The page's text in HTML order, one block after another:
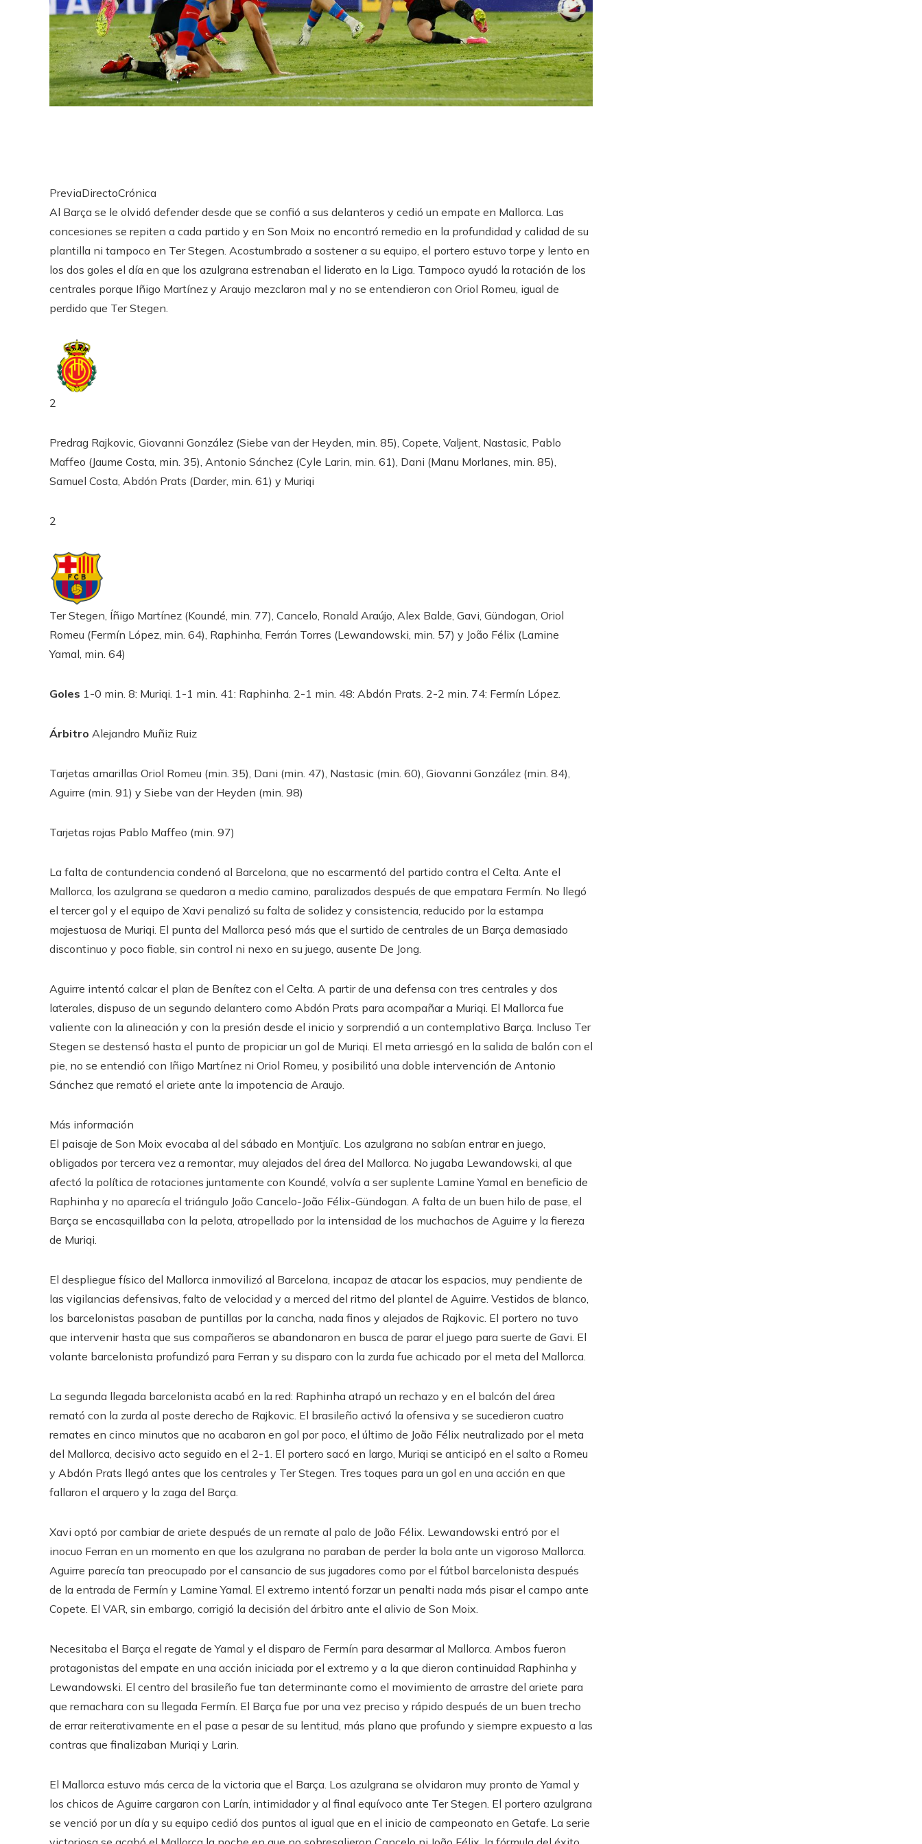
PreviaDirectoCrónica
Al Barça se le olvidó defender desde que se confió a sus delanteros y cedió un empate en Mallorca. Las
concesiones se repiten a cada partido y en Son Moix no encontró remedio en la profundidad y calidad de su
plantilla ni tampoco en Ter Stegen. Acostumbrado a sostener a su equipo, el portero estuvo torpe y lento en
los dos goles el día en que los azulgrana estrenaban el liderato en la Liga. Tampoco ayudó la rotación de los
centrales porque Iñigo Martínez y Araujo mezclaron mal y no se entendieron con Oriol Romeu, igual de
perdido que Ter Stegen.
2
Predrag Rajkovic, Giovanni González (Siebe van der Heyden, min. 85), Copete, Valjent, Nastasic, Pablo
Maffeo (Jaume Costa, min. 35), Antonio Sánchez (Cyle Larin, min. 61), Dani (Manu Morlanes, min. 85),
Samuel Costa, Abdón Prats (Darder, min. 61) y Muriqi
2
Ter Stegen, Íñigo Martínez (Koundé, min. 77), Cancelo, Ronald Araújo, Alex Balde, Gavi, Gündogan, Oriol
Romeu (Fermín López, min. 64), Raphinha, Ferrán Torres (Lewandowski, min. 57) y João Félix (Lamine
Yamal, min. 64)
Goles 1-0 min. 8: Muriqi. 1-1 min. 41: Raphinha. 2-1 min. 48: Abdón Prats. 2-2 min. 74: Fermín López.
Árbitro Alejandro Muñiz Ruiz
Tarjetas amarillas Oriol Romeu (min. 35), Dani (min. 47), Nastasic (min. 60), Giovanni González (min. 84),
Aguirre (min. 91) y Siebe van der Heyden (min. 98)
Tarjetas rojas Pablo Maffeo (min. 97)
La falta de contundencia condenó al Barcelona, que no escarmentó del partido contra el Celta. Ante el
Mallorca, los azulgrana se quedaron a medio camino, paralizados después de que empatara Fermín. No llegó
el tercer gol y el equipo de Xavi penalizó su falta de solidez y consistencia, reducido por la estampa
majestuosa de Muriqi. El punta del Mallorca pesó más que el surtido de centrales de un Barça demasiado
discontinuo y poco fiable, sin control ni nexo en su juego, ausente De Jong.
Aguirre intentó calcar el plan de Benítez con el Celta. A partir de una defensa con tres centrales y dos
laterales, dispuso de un segundo delantero como Abdón Prats para acompañar a Muriqi. El Mallorca fue
valiente con la alineación y con la presión desde el inicio y sorprendió a un contemplativo Barça. Incluso Ter
Stegen se destensó hasta el punto de propiciar un gol de Muriqi. El meta arriesgó en la salida de balón con el
pie, no se entendió con Iñigo Martínez ni Oriol Romeu, y posibilitó una doble intervención de Antonio
Sánchez que remató el ariete ante la impotencia de Araujo.
Más información
El paisaje de Son Moix evocaba al del sábado en Montjuïc. Los azulgrana no sabían entrar en juego,
obligados por tercera vez a remontar, muy alejados del área del Mallorca. No jugaba Lewandowski, al que
afectó la política de rotaciones juntamente con Koundé, volvía a ser suplente Lamine Yamal en beneficio de
Raphinha y no aparecía el triángulo João Cancelo-João Félix-Gündogan. A falta de un buen hilo de pase, el
Barça se encasquillaba con la pelota, atropellado por la intensidad de los muchachos de Aguirre y la fiereza
de Muriqi.
El despliegue físico del Mallorca inmovilizó al Barcelona, incapaz de atacar los espacios, muy pendiente de
las vigilancias defensivas, falto de velocidad y a merced del ritmo del plantel de Aguirre. Vestidos de blanco,
los barcelonistas pasaban de puntillas por la cancha, nada finos y alejados de Rajkovic. El portero no tuvo
que intervenir hasta que sus compañeros se abandonaron en busca de parar el juego para suerte de Gavi. El
volante barcelonista profundizó para Ferran y su disparo con la zurda fue achicado por el meta del Mallorca.
La segunda llegada barcelonista acabó en la red: Raphinha atrapó un rechazo y en el balcón del área
remató con la zurda al poste derecho de Rajkovic. El brasileño activó la ofensiva y se sucedieron cuatro
remates en cinco minutos que no acabaron en gol por poco, el último de João Félix neutralizado por el meta
del Mallorca, decisivo acto seguido en el 2-1. El portero sacó en largo, Muriqi se anticipó en el salto a Romeu
y Abdón Prats llegó antes que los centrales y Ter Stegen. Tres toques para un gol en una acción en que
fallaron el arquero y la zaga del Barça.
Xavi optó por cambiar de ariete después de un remate al palo de João Félix. Lewandowski entró por el
inocuo Ferran en un momento en que los azulgrana no paraban de perder la bola ante un vigoroso Mallorca.
Aguirre parecía tan preocupado por el cansancio de sus jugadores como por el fútbol barcelonista después
de la entrada de Fermín y Lamine Yamal. El extremo intentó forzar un penalti nada más pisar el campo ante
Copete. El VAR, sin embargo, corrigió la decisión del árbitro ante el alivio de Son Moix.
Necesitaba el Barça el regate de Yamal y el disparo de Fermín para desarmar al Mallorca. Ambos fueron
protagonistas del empate en una acción iniciada por el extremo y a la que dieron continuidad Raphinha y
Lewandowski. El centro del brasileño fue tan determinante como el movimiento de arrastre del ariete para
que remachara con su llegada Fermín. El Barça fue por una vez preciso y rápido después de un buen trecho
de errar reiterativamente en el pase a pesar de su lentitud, más plano que profundo y siempre expuesto a las
contras que finalizaban Muriqi y Larin.
El Mallorca estuvo más cerca de la victoria que el Barça. Los azulgrana se olvidaron muy pronto de Yamal y
los chicos de Aguirre cargaron con Larín, intimidador y al final equívoco ante Ter Stegen. El portero azulgrana
se venció por un día y su equipo cedió dos puntos al igual que en el inicio de campeonato en Getafe. La serie